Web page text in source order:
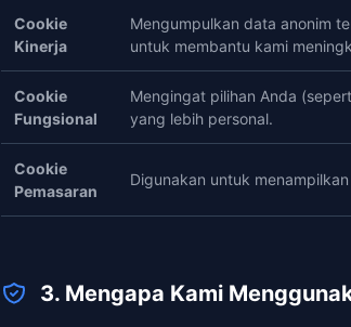
Cookie
Kinerja
Mengumpulkan data anonim
untuk membantu kami
Cookie
Fungsional
Mengingat pilihan Anda
yang lebih personal.
Cookie
Pemasaran
Digunakan untuk
3. Mengapa Kami